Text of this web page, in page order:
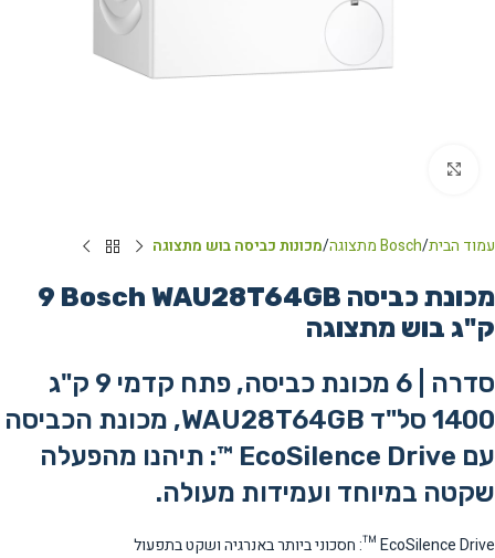
עמוד הבית Bosch מתצוגה מכונות כביסה בוש מתצוגה
מכונת כביסה Bosch WAU28T64GB ‏9
‏ק"ג בוש מתצוגה
סדרה | 6
מכונת כביסה, פתח קדמי 9 ק"ג
1400 סל"ד
WAU28T64GB, מכונת הכביסה
עם EcoSilence Drive ™: תיהנו מהפעלה
שקטה במיוחד ועמידות מעולה.
EcoSilence Drive ™: חסכוני ביותר באנרגיה ושקט בתפעול